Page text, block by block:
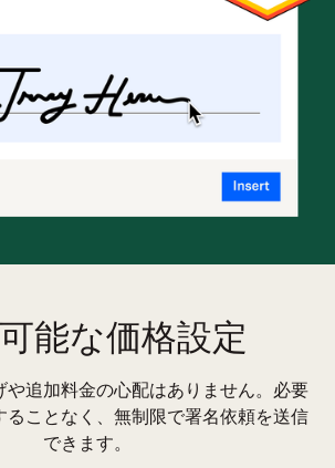
能な価格設定
や追加料金の心配はありません。必要
ることなく、無制限で署名依頼を送信
できます。